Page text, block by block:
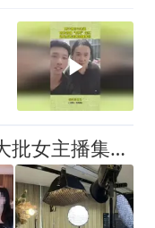
国家重拳出手整治直播，大批女主播集中封禁，全网直呼影响太恶劣